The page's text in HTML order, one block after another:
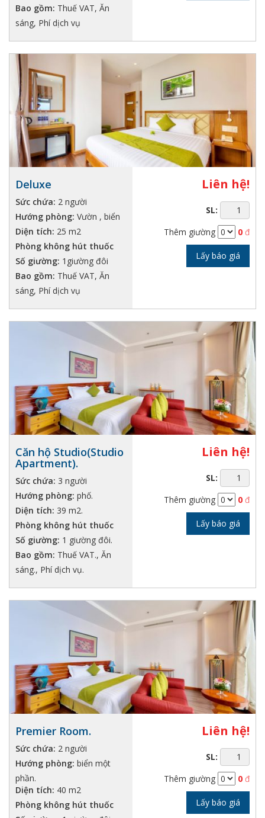
Bao gồm: Thuế VAT, Ăn
sáng, Phí dịch vụ
Deluxe
Sức chứa: 2 người
Hướng phòng: Vườn , biển
Diện tích: 25 m2
Phòng không hút thuốc
Số giường: 1giường đôi
Bao gồm: Thuế VAT, Ăn
sáng, Phí dịch vụ
Liên hệ!
SL:
Thêm giường
0 đ
Lấy báo giá
Căn hộ Studio(Studio
Apartment).
Sức chứa: 3 người
Hướng phòng: phố.
Diện tích: 39 m2.
Phòng không hút thuốc
Số giường: 1 giường đôi.
Bao gồm: Thuế VAT., Ăn
sáng., Phí dịch vụ.
Liên hệ!
SL:
Thêm giường
0 đ
Lấy báo giá
Premier Room.
Sức chứa: 2 người
Hướng phòng: biển một
phần.
Diện tích: 40 m2
Phòng không hút thuốc
Liên hệ!
SL:
Thêm giường
0 đ
Lấy báo giá